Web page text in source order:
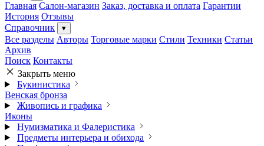
Главная Салон-магазин Заказ, доставка и оплата Гарантии
История Отзывы
Справочник
▾
Все разделы Авторы Торговые марки Стили Техники Статьи
Архив
Поиск Контакты
Закрыть меню
Букинистика
Венская бронза
Живопись и графика
Иконы
Нумизматика и Фалеристика
Предметы интерьера и обихода